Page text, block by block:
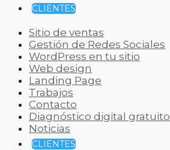
CLIENTES
Sitio de ventas
Gestión de Redes Sociales
WordPress en tu sitio
Web design
Landing Page
Trabajos
Contacto
Diagnóstico digital gratuito
Noticias
CLIENTES